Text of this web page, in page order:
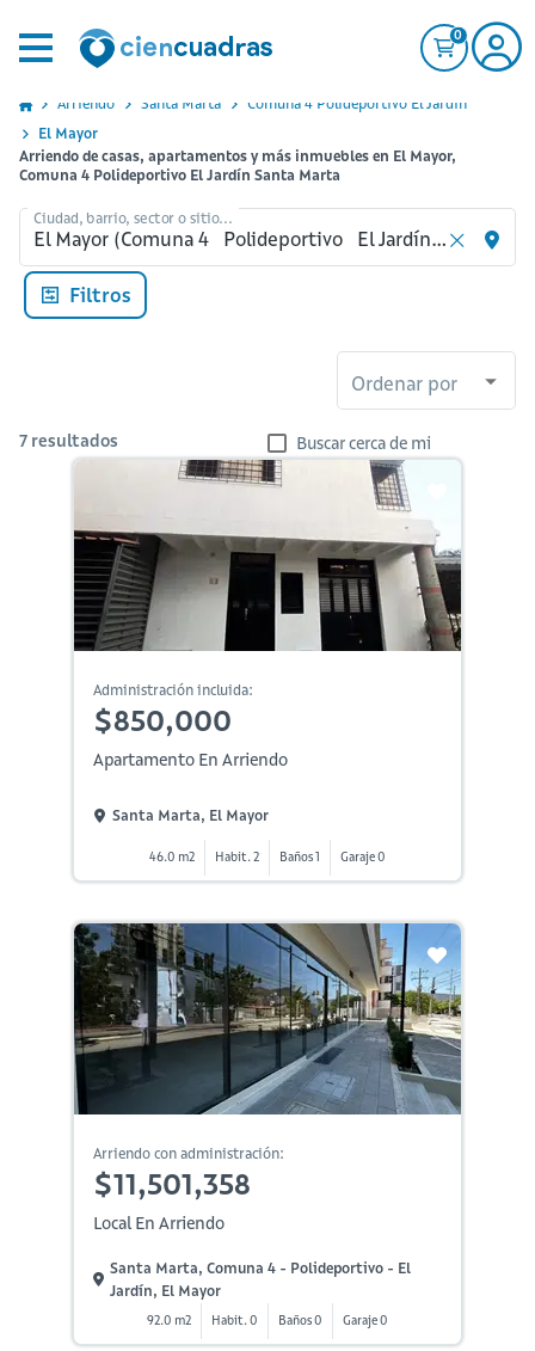
0
Arriendo Santa Marta
Comuna 4 Polideportivo El Jardin
El Mayor
Arriendo de casas, apartamentos y más inmuebles en El Mayor,
Comuna 4 Polideportivo El Jardín Santa Marta
Ciudad, barrio, sector o sitio...
Filtros
Ordenar por
7 resultados Buscar cerca de mi
Administración incluida:
$850,000
Apartamento En Arriendo
Santa Marta, El Mayor
46.0 m2 Habit. 2 Baños 1 Garaje 0
Arriendo con administración:
$11,501,358
Local En Arriendo
Santa Marta, Comuna 4 - Polideportivo - El
Jardín, El Mayor
92.0 m2 Habit. 0 Baños 0 Garaje 0